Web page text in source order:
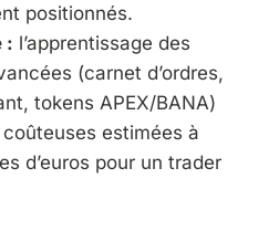
positionnés.
: l’apprentissage des
(carnet d’ordres,
tokens APEX/BANA)
estimées à
d’euros pour un trader